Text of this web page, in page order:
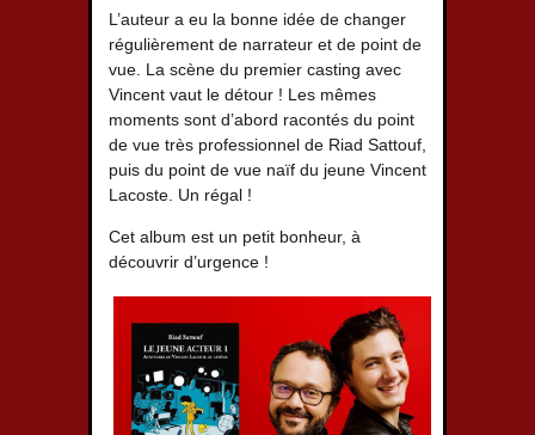
L’auteur a eu la bonne idée de changer
régulièrement de narrateur et de point de
vue. La scène du premier casting avec
Vincent vaut le détour ! Les mêmes
moments sont d’abord racontés du point
de vue très professionnel de Riad Sattouf,
puis du point de vue naïf du jeune Vincent
Lacoste. Un régal !
Cet album est un petit bonheur, à
découvrir d’urgence !